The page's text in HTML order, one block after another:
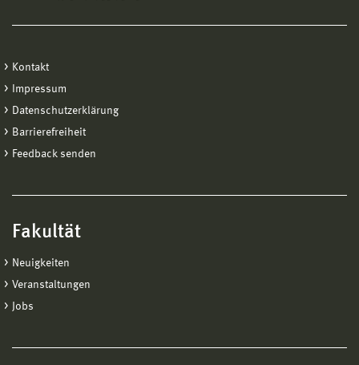
Kontakt
Impressum
Datenschutzerklärung
Barrierefreiheit
Feedback senden
Fakultät
Neuigkeiten
Veranstaltungen
Jobs